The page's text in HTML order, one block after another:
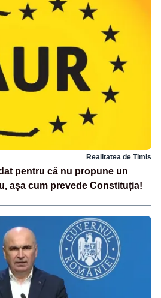
Realitatea de Timis
pentru că nu propune un
așa cum prevede Constituția!